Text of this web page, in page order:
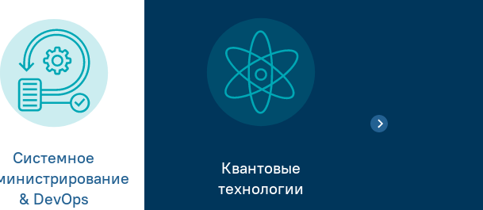
Системное
& DevOps
Квантовые
технологии